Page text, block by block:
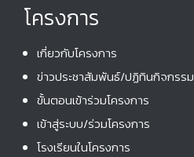
โครงการ
เกี่ยวกับโครงการ
ข่าวประชาสัมพันธ์/ปฏิทินกิจกรรม
ขั้นตอนเข้าร่วมโครงการ
เข้าสู่ระบบ/ร่วมโครงการ
โรงเรียนในโครงการ